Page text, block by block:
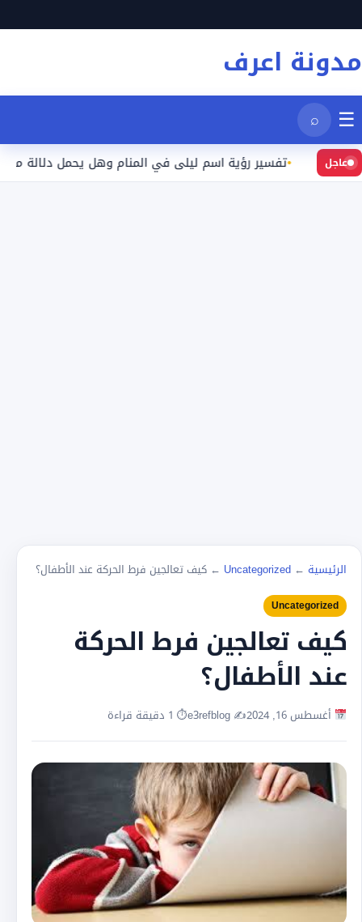
إلى
المحتوى
مدونة اعرف
☰
⌕
عاجل تفسير رؤية اسم ليلى في المنام وهل يحمل دلالة محددة؟
الرئيسية ←
Uncategorized
← كيف تعالجين فرط الحركة عند الأطفال؟
Uncategorized
كيف تعالجين فرط الحركة
عند الأطفال؟
أغسطس 16, 2024 ✍️ e3refblog ⏱ 1 دقيقة قراءة